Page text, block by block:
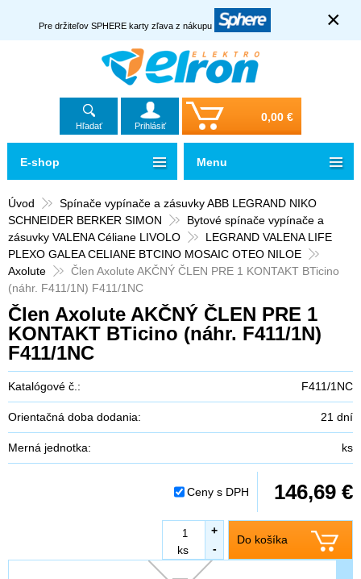
Pre držiteľov SPHERE karty zľava z nákupu ×
Hľadať Prihlásiť
0,00 €
Úvod
Spínače vypínače a zásuvky ABB LEGRAND NIKO
SCHNEIDER BERKER SIMON
Bytové spínače vypínače a
zásuvky VALENA Céliane LIVOLO
LEGRAND VALENA LIFE
PLEXO GALEA CELIANE BTCINO MOSAIC OTEO NILOE
Axolute
Člen Axolute AKČNÝ ČLEN PRE 1 KONTAKT BTicino
(náhr. F411/1N) F411/1NC
Člen Axolute AKČNÝ ČLEN PRE 1
KONTAKT BTicino (náhr. F411/1N)
F411/1NC
Katalógové č.: F411/1NC
Orientačná doba dodania: 21 dní
Merná jednotka: ks
Ceny s DPH 146,69 €
Do košíka
-
ks
+
E-shop Menu